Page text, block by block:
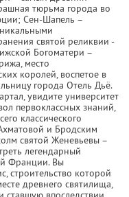
тюрьма города во
Сен-Шапель –
святой реликвии -
Богоматери –
место
королей, воспетое в
города Отель Дьё.
увидите университет
первоклассных знаний,
классического
и Бродским
святой Женевьевы –
легендарный
Франции. Вы
строительство которой
древнего святилища,